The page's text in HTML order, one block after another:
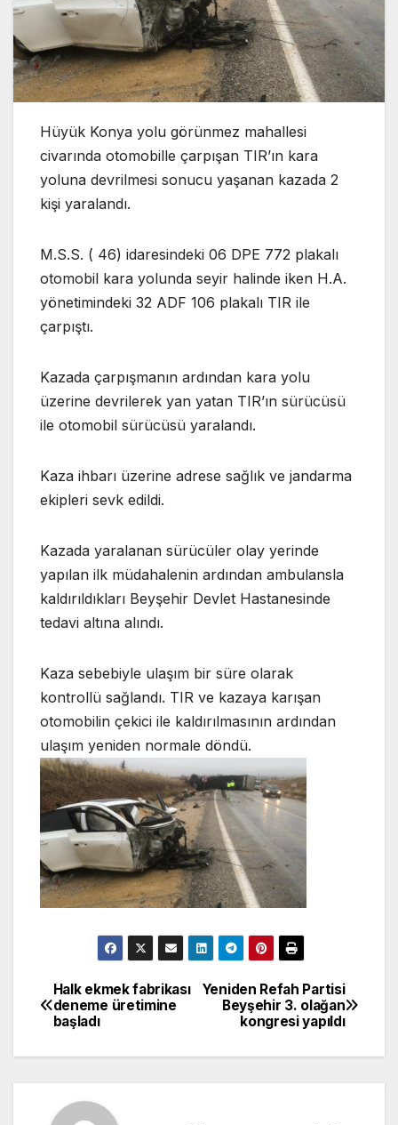
Hüyük Konya yolu görünmez mahallesi
civarında otomobille çarpışan TIR’ın kara
yoluna devrilmesi sonucu yaşanan kazada 2
kişi yaralandı.
M.S.S. ( 46) idaresindeki 06 DPE 772 plakalı
otomobil kara yolunda seyir halinde iken H.A.
yönetimindeki 32 ADF 106 plakalı TIR ile
çarpıştı.
Kazada çarpışmanın ardından kara yolu
üzerine devrilerek yan yatan TIR’ın sürücüsü
ile otomobil sürücüsü yaralandı.
Kaza ihbarı üzerine adrese sağlık ve jandarma
ekipleri sevk edildi.
Kazada yaralanan sürücüler olay yerinde
yapılan ilk müdahalenin ardından ambulansla
kaldırıldıkları Beyşehir Devlet Hastanesinde
tedavi altına alındı.
Kaza sebebiyle ulaşım bir süre olarak
kontrollü sağlandı. TIR ve kazaya karışan
otomobilin çekici ile kaldırılmasının ardından
ulaşım yeniden normale döndü.
Yazı
gezinmesi
Yeniden Refah Partisi
Beyşehir 3. olağan
kongresi yapıldı
Halk ekmek fabrikası
deneme üretimine
başladı